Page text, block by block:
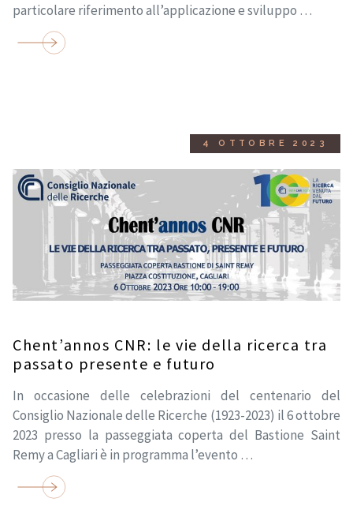
particolare riferimento all’applicazione e sviluppo …
4 OTTOBRE 2023
Chent’annos CNR: le vie della ricerca tra
passato presente e futuro
In occasione delle celebrazioni del centenario del
Consiglio Nazionale delle Ricerche (1923-2023) il 6 ottobre
2023 presso la passeggiata coperta del Bastione Saint
Remy a Cagliari è in programma l’evento …